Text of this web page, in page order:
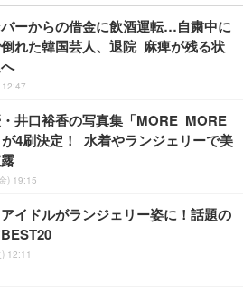
ーからの借金に飲酒運転…自粛中に
倒れた韓国芸人、退院 麻痺が残る状
・井口裕香の写真集「MORE MORE
4刷決定！ 水着やランジェリーで美
) 19:15
イドルがランジェリー姿に！話題の
12:11